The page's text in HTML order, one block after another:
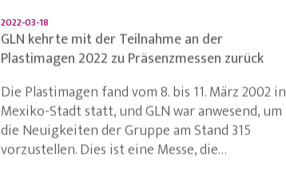
2022-03-18
GLN kehrte mit der Teilnahme an der
Plastimagen 2022 zu Präsenzmessen zurück
Die Plastimagen fand vom 8. bis 11. März 2002 in
Mexiko-Stadt statt, und GLN war anwesend, um
die Neuigkeiten der Gruppe am Stand 315
vorzustellen. Dies ist eine Messe, die…